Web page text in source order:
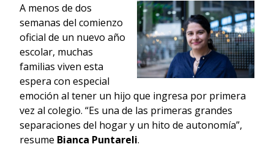
A menos de dos
semanas del comienzo
oficial de un nuevo año
escolar, muchas
familias viven esta
espera con especial
emoción al tener un hijo que ingresa por primera
vez al colegio. “Es una de las primeras grandes
separaciones del hogar y un hito de autonomía”,
resume Bianca Puntareli.